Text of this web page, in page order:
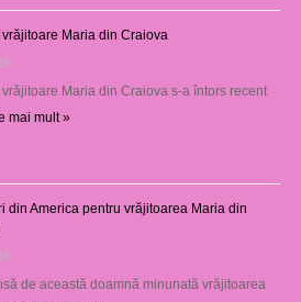
Maria din Craiova
Maria din Craiova s-a întors recent
mai mult »
din America pentru vrăjitoarea Maria din
de această doamnă minunată vrăjitoarea